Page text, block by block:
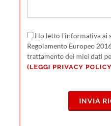
Ho letto l'informativa ai
Regolamento Europeo
trattamento dei miei dati
(LEGGI PRIVACY
INVIA